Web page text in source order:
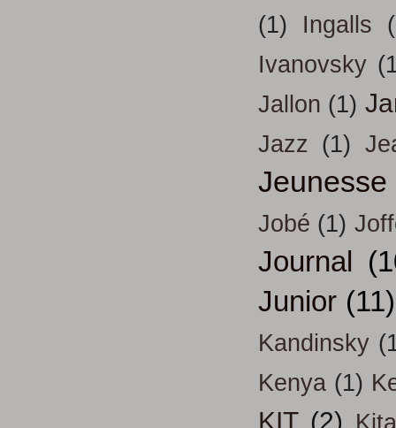
(1) Ingalls
Ivanovsky
Jallon (1)
Jazz (1)
Jeunesse
Jobé (1)
Journal
Junior (11)
Kandinsky
Kenya (1)
KIT (2)